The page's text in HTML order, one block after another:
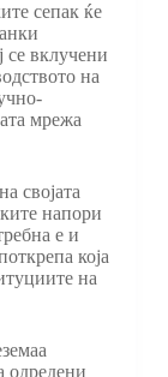
сепак ќе
се вклучени
на
мрежа
својата
напори
е и
која
на
одредени